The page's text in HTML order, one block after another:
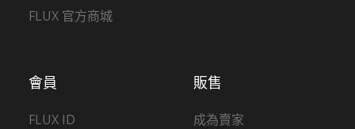
販售
成為賣家
會員
FLUX ID
FLUX 官方商城